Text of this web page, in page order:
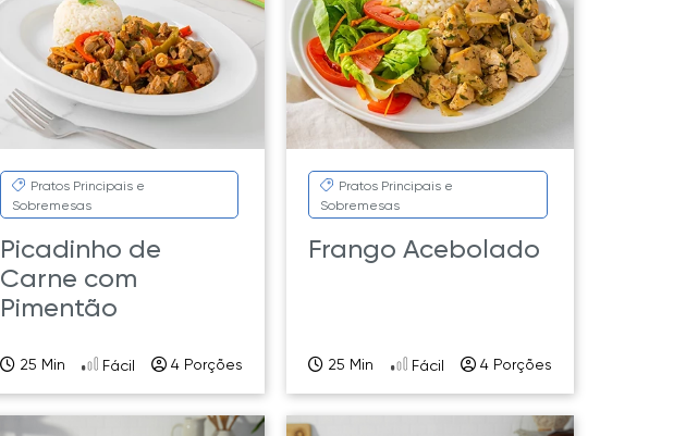
Pratos Principais e
Sobremesas
Picadinho de
Carne com
Pimentão
25 Min Fácil 4 Porções
Pratos Principais e
Sobremesas
Frango Acebolado
25 Min Fácil 4 Porções